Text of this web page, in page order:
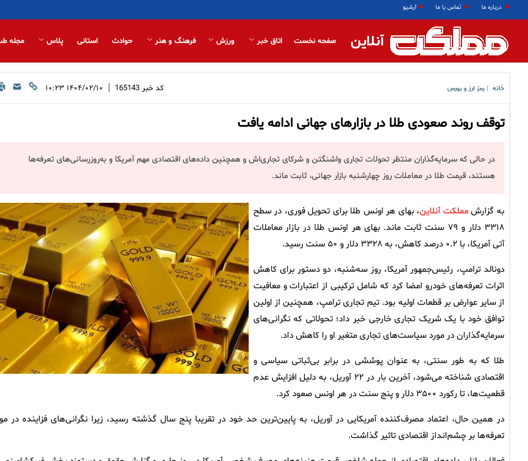
درباره ما تماس با ما آرشیو
آنلاین صفحه نخست اتاق خبر ورزش فرهنگ و هنر حوادث استانی پلاس مجله
خانه رمز ارز و بورس کد خبر 165143
| ۱۴۰۴/۰۲/۱۰ ۱۰:۲۳
توقف روند صعودی طلا در بازارهای جهانی ادامه یافت
در حالی که سرمایه‌گذاران منتظر تحولات تجاری واشنگتن و شرکای تجاری‌اش و همچنین داده‌های اقتصادی مهم آمریکا و به‌روزرسانی‌های تعرفه‌ها
هستند، قیمت طلا در معاملات روز چهارشنبه بازار جهانی، ثابت ماند.
به گزارشمملکت آنلاین، بهای هر اونس طلا برای تحویل فوری، در سطح
۳۳۱۸ دلار و ۷۹ سنت ثابت ماند. بهای هر اونس طلا در بازار معاملات
آتی آمریکا، با ۰.۲ درصد کاهش، به ۳۳۲۸ دلار و ۵۰ سنت رسید.
دونالد ترامپ، رئیس‌جمهور آمریکا، روز سه‌شنبه، دو دستور برای کاهش
اثرات تعرفه‌های خودرو امضا کرد که شامل ترکیبی از اعتبارات و معافیت
از سایر عوارض بر قطعات اولیه بود. تیم تجاری ترامپ، همچنین از اولین
توافق خود با یک شریک تجاری خارجی خبر داد؛ تحولاتی که نگرانی‌های
سرمایه‌گذاران در مورد سیاست‌های تجاری متغیر او را کاهش داد.
طلا که به طور سنتی، به عنوان پوششی در برابر بی‌ثباتی سیاسی و
اقتصادی شناخته می‌شود، آخرین بار در ۲۲ آوریل، به دلیل افزایش عدم
قطعیت‌ها، تا رکورد ۳۵۰۰ دلار و پنج سنت در هر اونس صعود کرد.
در همین حال، اعتماد مصرف‌کننده آمریکایی در آوریل، به پایین‌ترین حد خود در تقریبا پنج سال گذشته رسید، زیرا نگرانی‌های فزاینده در
تعرفه‌ها بر چشم‌انداز اقتصادی تاثیر گذاشت.